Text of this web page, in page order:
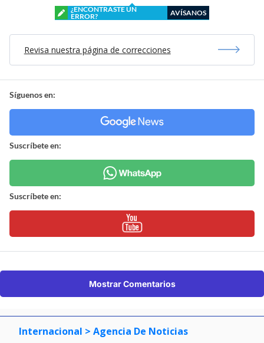
¿ENCONTRASTE UN
ERROR?
AVÍSANOS
Revisa nuestra página de correcciones
Síguenos en:
Suscríbete en:
Suscríbete en:
Mostrar Comentarios
Internacional > Agencia De Noticias